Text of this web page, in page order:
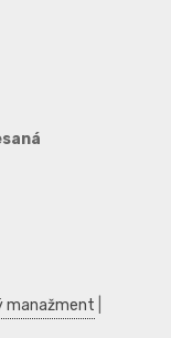
manažment